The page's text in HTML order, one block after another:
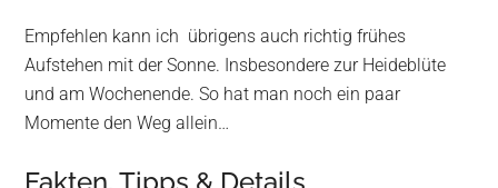
Empfehlen kann ich übrigens auch richtig frühes
Aufstehen mit der Sonne. Insbesondere zur Heideblüte
und am Wochenende. So hat man noch ein paar
Momente den Weg allein…